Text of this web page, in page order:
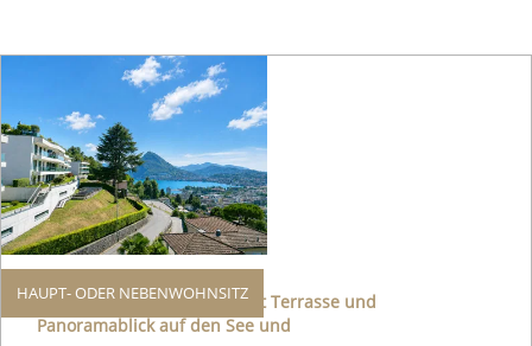
HAUPT- ODER NEBENWOHNSITZ
Elegante Ferienwohnung mit Terrasse und
Panoramablick auf den See und